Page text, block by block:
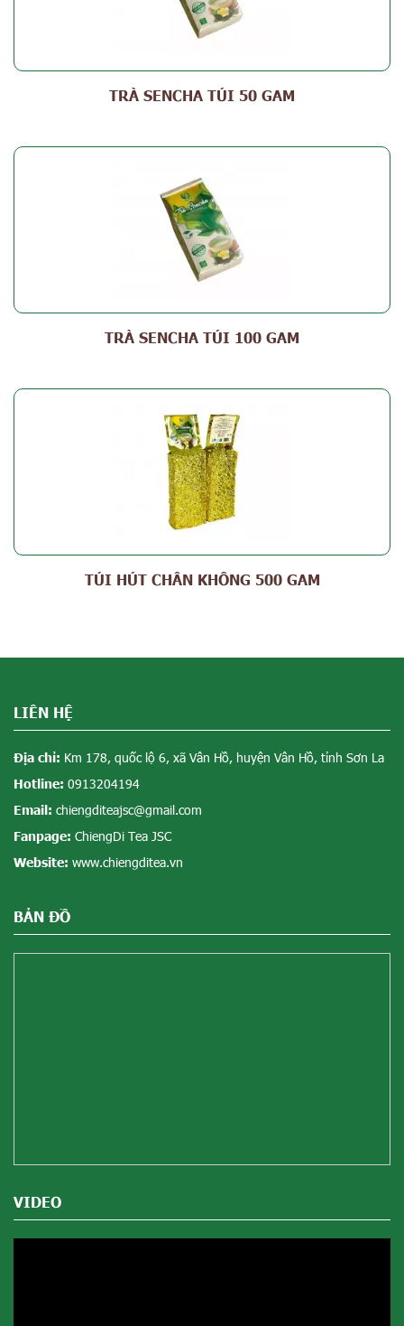
TRÀ SENCHA TÚI 50 GAM
TRÀ SENCHA TÚI 100 GAM
TÚI HÚT CHÂN KHÔNG 500 GAM
LIÊN HỆ
Địa chỉ: Km 178, quốc lộ 6, xã Vân Hồ, huyện Vân Hồ, tỉnh Sơn La
Hotline: 0913204194
Email: chiengditeajsc@gmail.com
Fanpage: ChiengDi Tea JSC
Website: www.chiengditea.vn
BẢN ĐỒ
VIDEO